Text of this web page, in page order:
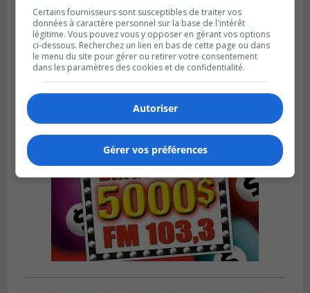
BROSSARD
Publié le 29 juillet 2026 à 12h00
Brossard traverserait un ralentissement
de construction de logements
Certains fournisseurs sont susceptibles de traiter vos
données à caractère personnel sur la base de l'intérêt
légitime. Vous pouvez vous y opposer en gérant vos options
ci-dessous. Recherchez un lien en bas de cette page ou dans
le menu du site pour gérer ou retirer votre consentement
dans les paramètres des cookies et de confidentialité.
Autoriser
Gérer vos préférences